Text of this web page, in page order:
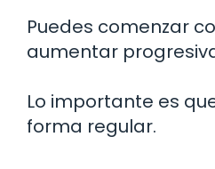
Puedes comenzar
aumentar
Lo importante es
forma regular.